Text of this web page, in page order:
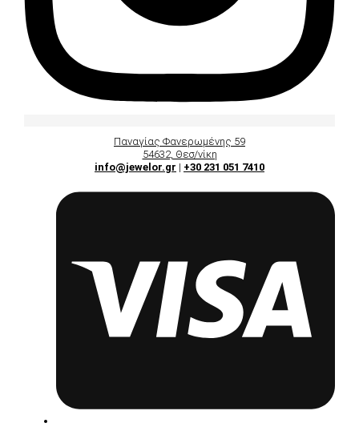
Παναγίας Φανερωμένης 59
54632, Θεσ/νίκη
info@jewelor.gr | +30 231 051 7410